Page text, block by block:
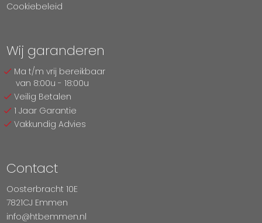
Cookiebeleid
Wij garanderen
Ma t/m vrij bereikbaar
van 8:00u - 18:00u
Veilig Betalen
1 Jaar Garantie
Vakkundig Advies
Contact
Oosterbracht 10E
7821CJ Emmen
info@htbemmen.nl